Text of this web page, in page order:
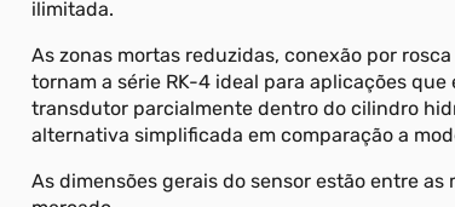
ilimitada.
As zonas mortas reduzidas, conexão por
tornam a série RK-4 ideal para aplicações
transdutor parcialmente dentro do cilindro
alternativa simplificada em comparação a
As dimensões gerais do sensor estão entre as